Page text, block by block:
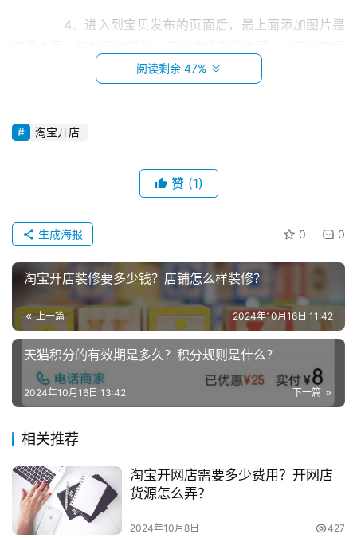
页
小
本
创
业
兼
项
电
商
创
业
投稿
4、进入到宝贝发布的页面后，最上面添加图片是
手机里面已经有的照片。编辑宝贝的标题，标题可以多打一
格。
5、宝贝描述是编辑宝贝的详情页面，可以发宝贝
细节图片还有宝贝的介绍，以及宝贝的参数。将宝贝的发货
所在地编辑好。设置好了后检查下，然后就可以选择最下面
发布宝贝，宝贝发布了后会弹出来一个最上面那个是刚刚发
布的宝贝，点击进去就可以看发布的宝贝的详情了。
手机上传有什么好处?
1、有些商家比较忙的时候会在外出，很少会将电
脑带在身上，使用手机上传可以让商家更加的方便，把想要
上传的宝贝通过手机就可以上传。
机上修改的好的图片，通过手机直接上传，不用再通过电脑
进行操作，节省了商家很多的时间。
3、减少单个宝贝的下载流量，提升打开速度：按
照规范上传手机版宝贝详情，可以将单个宝贝的下载流量控
阅读剩余 47%
淘宝开店
赞 (1)
0 0
生成海报
淘宝开店装修要多少钱？店铺怎么样装修？
上一篇 2024年10月16日 11:42
天猫积分的有效期是多久？积分规则是什么？
下一篇
2024年10月16日 13:42
相关推荐
淘宝开网店需要多少费用？开网店
货源怎么弄？
2024年10月8日 427